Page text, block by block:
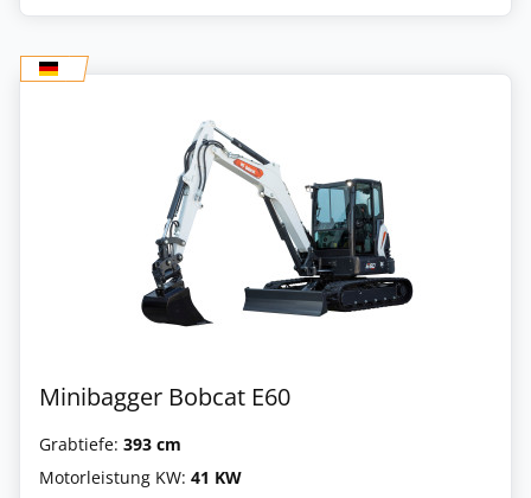
Minibagger Bobcat E60
Grabtiefe: 393 cm
Motorleistung KW: 41 KW